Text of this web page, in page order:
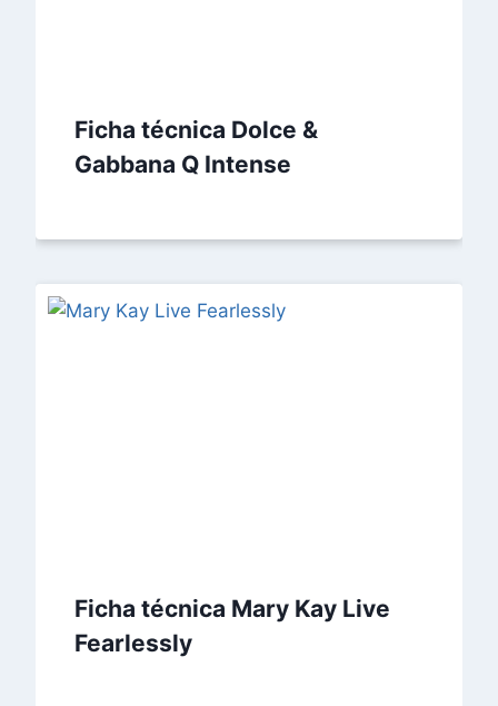
Ficha técnica Dolce &
Gabbana Q Intense
Ficha técnica Mary Kay Live
Fearlessly